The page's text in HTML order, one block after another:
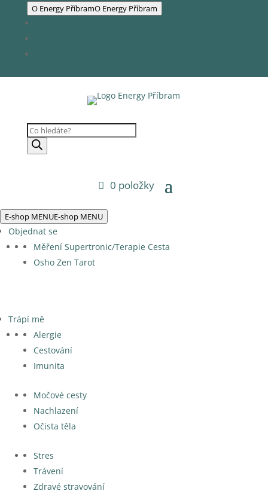
O Energy PříbramO Energy Příbram
Products
search
0 položky
E-shop MENUE-shop MENU
Objednat se
Měření Supertronic/Terapie Cesta
Osho Zen Tarot
Trápí mě
Alergie
Cestování
Imunita
Močové cesty
Nachlazení
Očista těla
Stres
Trávení
Zdravé stravování